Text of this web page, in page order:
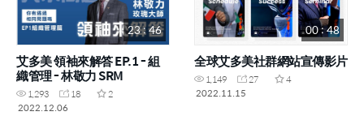
23 : 46
艾多美 領袖來解答 EP.1 - 組
織管理 - 林敬力 SRM
1,293 18
2
2022.12.06
00 : 48
全球艾多美社群網站宣傳影片
1,149 27
4
2022.11.15